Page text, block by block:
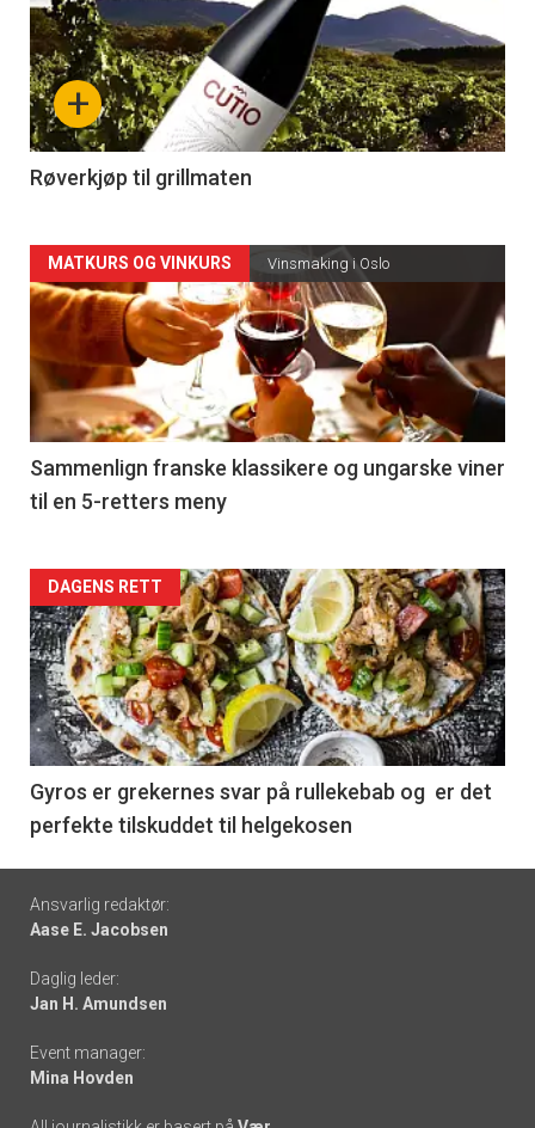
akkurat
nå
-
4
+
Røverkjøp til grillmaten
Forsiden
akkurat
nå
-
5
MATKURS OG VINKURS Vinsmaking i Oslo
Sammenlign franske klassikere og ungarske viner
til en 5-retters meny
Forsiden
akkurat
nå
-
6
DAGENS RETT
Gyros er grekernes svar på rullekebab og er det
perfekte tilskuddet til helgekosen
Footer
-
links
Ansvarlig redaktør:
Aase E. Jacobsen
Daglig leder:
Jan H. Amundsen
Event manager:
Mina Hovden